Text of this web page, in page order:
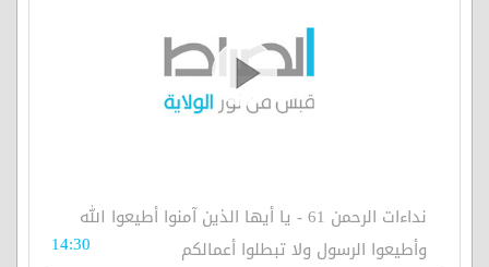
نداءات الرحمن 61 - يا أيها الذين آمنوا أطيعوا الله
وأطيعوا الرسول ولا تبطلوا أعمالكم
14:30